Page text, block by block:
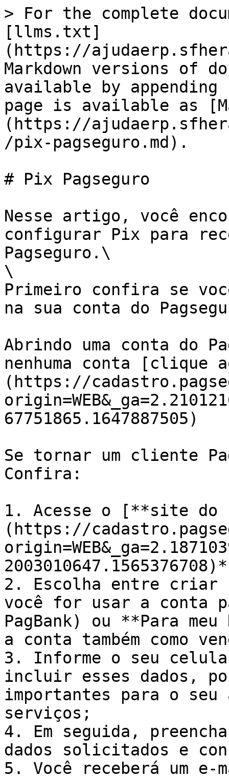
> For the complete
[llms.txt]
(https://
Markdown versions of
available by
page is available as
(https://
/pix-pagseguro.md).
# Pix Pagseguro
Nesse artigo, você
configurar Pix para
Pagseguro.\
\
Primeiro confira se
na sua conta do
Abrindo uma conta do
nenhuma conta [clique
(https://
67751865.1647887505)
Se tornar um cliente
Confira:
1. Acesse o [**site do
(https://
2. Escolha entre criar
você for usar a conta
PagBank) ou **Para
a conta também como
3. Informe o seu
incluir esses dados,
importantes para o
serviços;
4. Em seguida,
dados solicitados e
5. Você receberá um